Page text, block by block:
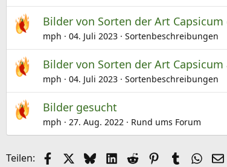
Bilder von Sorten der Art
mph 04. Juli 2023 Sortenbeschreibungen
Bilder von Sorten der Art
mph 04. Juli 2023 Sortenbeschreibungen
Bilder gesucht
mph 27. Aug. 2022 Rund ums Forum
Teilen: FacebookX (Twitter)
BlueskyLinkedIn
Reddit PinterestTumblr